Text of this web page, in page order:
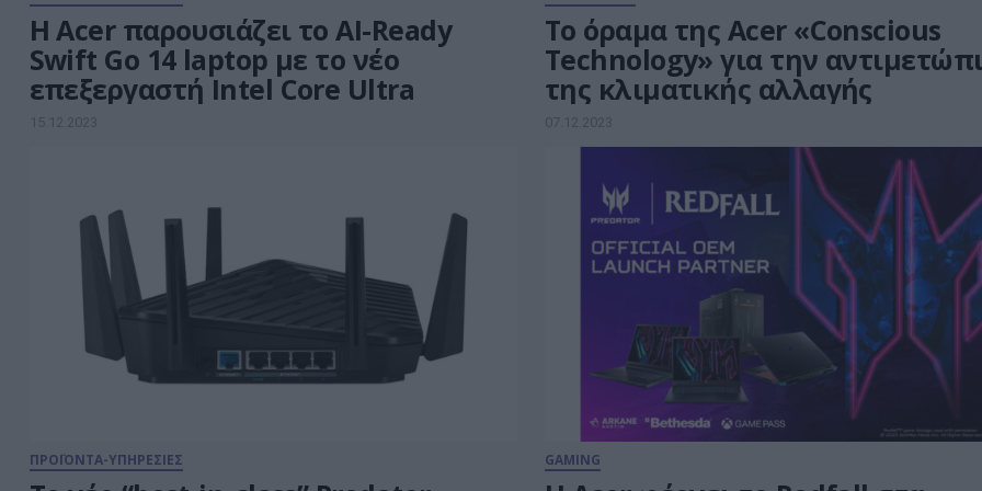
Η Acer παρουσιάζει το AI-Ready
Swift Go 14 laptop με το νέο
επεξεργαστή Intel Core Ultra
15.12.2023
Το όραμα της Acer «Conscious
Technology» για την
της κλιματικής αλλαγής
07.12.2023
ΠΡΟΪΟΝΤΑ-ΥΠΗΡΕΣΙΕΣ GAMING